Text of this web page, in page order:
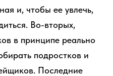
и, чтобы ее увлечь,
Во-вторых,
в принципе реально
подростков и
Последние